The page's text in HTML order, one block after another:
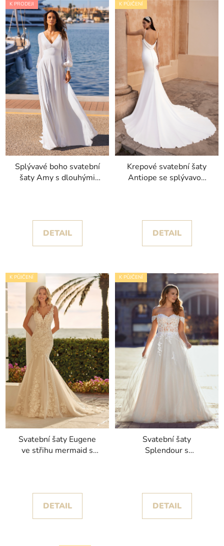
K PRODEJI
Splývavé boho svatební
šaty Amy s dlouhými
DETAIL
K PŮJČENÍ
Krepové svatební šaty
Antiope se splývavou
DETAIL
K PŮJČENÍ
Svatební šaty Eugene
ve střihu mermaid s
DETAIL
K PŮJČENÍ
Svatební šaty
Splendour s
DETAIL